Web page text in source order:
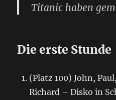
Titanic haben
Die erste Stunde
(Platz 100) John,
Richard – Disko in